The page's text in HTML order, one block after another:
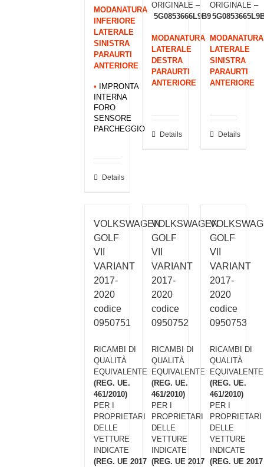
MODANATURA
INFERIORE
LATERALE
SINISTRA
PARAURTI
ANTERIORE
•
IMPRONTA
INTERNA
FORO
SENSORE
PARCHEGGIO
Details
ORIGINALE –
5G0853666L9B9
MODANATURA
LATERALE
DESTRA
PARAURTI
ANTERIORE
Details
ORIGINALE –
MODANATURA
LATERALE
SINISTRA
PARAURTI
ANTERIORE
Details
VOLKSWAGEN
GOLF
VII
VARIANT
2017-
2020
codice
0950751
RICAMBI DI
QUALITÀ
EQUIVALENTE
(REG. UE.
461/2010)
PER I
PROPRIETARI
DELLE
VETTURE
INDICATE
(REG. UE 2017
VOLKSWAGEN
GOLF
VII
VARIANT
2017-
2020
codice
0950752
RICAMBI DI
QUALITÀ
EQUIVALENTE
(REG. UE.
461/2010)
PER I
PROPRIETARI
DELLE
VETTURE
INDICATE
(REG. UE 2017
GOLF
VII
VARIANT
2017-
2020
codice
0950753
RICAMBI DI
QUALITÀ
EQUIVALENTE
(REG. UE.
461/2010)
PER I
PROPRIETARI
DELLE
VETTURE
INDICATE
(REG. UE 2017